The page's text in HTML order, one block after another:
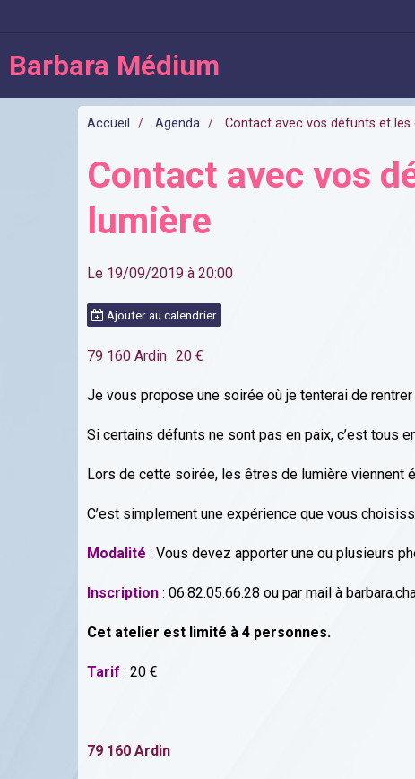
Barbara Médium
Accueil Agenda Contact avec vos défunts et les
Contact avec vos
lumière
Le 19/09/2019 à 20:00
Ajouter au calendrier
79 160 Ardin 20 €
Je vous propose une soirée où je tenterai de
Si certains défunts ne sont pas en paix, c’est tous
Lors de cette soirée, les êtres de lumière viennent
C’est simplement une expérience que vous
Modalité : Vous devez apporter une ou plusieurs
Inscription : 06.82.05.66.28 ou par mail à
Cet atelier est limité à 4 personnes.
Tarif : 20 €
79 160 Ardin